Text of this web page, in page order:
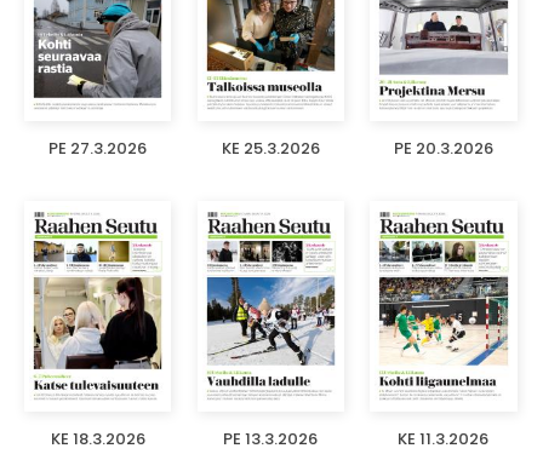
PE 27.3.2026 KE 25.3.2026 PE 20.3.2026
KE 18.3.2026 PE 13.3.2026 KE 11.3.2026